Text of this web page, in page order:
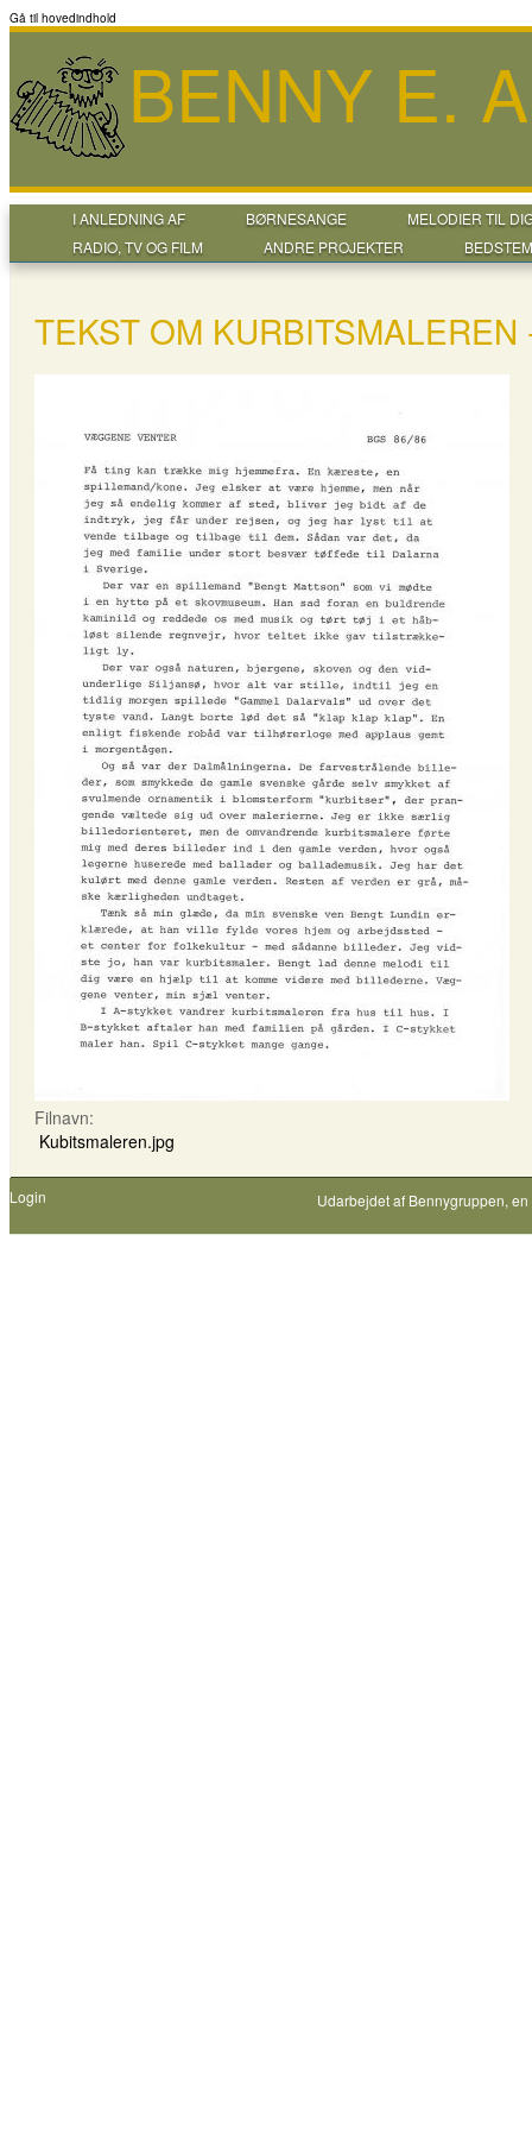
Gå til hovedindhold
BENNY E.
I ANLEDNING AF BØRNESANGE
MELODIER TIL
RADIO, TV OG FILM
ANDRE PROJEKTER
TEKST OM
Filnavn:
Kubitsmaleren.jpg
Login Udarbejdet af Bennygruppen,